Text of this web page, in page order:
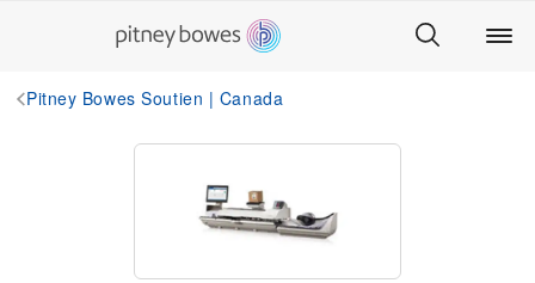
Pitney Bowes Soutien | Canada